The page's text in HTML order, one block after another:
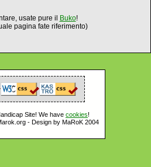
usate pure il Buko!
pagina fate riferimento)
Site! We have cookies!
- Design by MaRoK 2004